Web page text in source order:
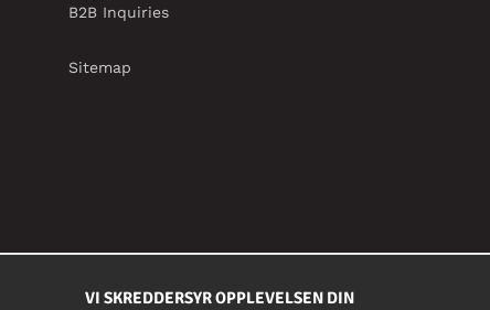
B2B Inquiries
Sitemap
VI SKREDDERSYR OPPLEVELSEN DIN